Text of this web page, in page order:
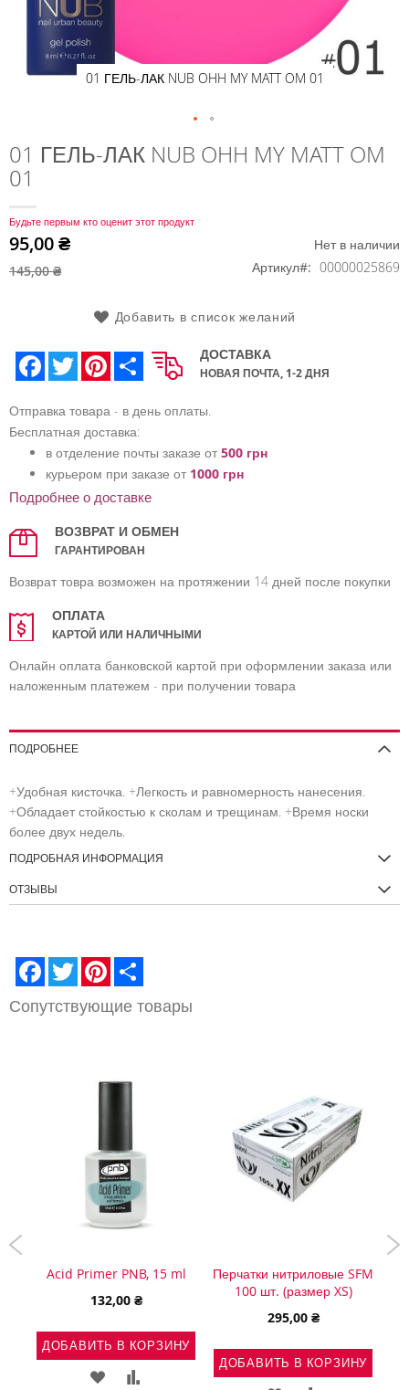
01 ГЕЛЬ-ЛАК NUB OHH MY MATT OM 01
к
началу
изображений
01 ГЕЛЬ-ЛАК NUB OHH MY MATT OM
01
Будьте первым кто оценит этот продукт
95,00 ₴
145,00 ₴
Нет в наличии
Артикул
00000025869
Добавить в список желаний
Facebook
Twitter PinterestShare ДОСТАВКА
НОВАЯ ПОЧТА, 1-2 ДНЯ
Отправка товара - в день оплаты.
Бесплатная доставка:
в отделение почты заказе от 500 грн
курьером при заказе от 1000 грн
Подробнее о доставке
ВОЗВРАТ И ОБМЕН
ГАРАНТИРОВАН
Возврат товра возможен на протяжении 14 дней после покупки
ОПЛАТА
КАРТОЙ ИЛИ НАЛИЧНЫМИ
Онлайн оплата банковской картой при оформлении заказа или
наложенным платежем - при получении товара
ПОДРОБНЕЕ
+Удобная кисточка. +Легкость и равномерность нанесения.
+Обладает стойкостью к сколам и трещинам. +Время носки
более двух недель.
ПОДРОБНАЯ ИНФОРМАЦИЯ
ОТЗЫВЫ
Facebook
Twitter Pinterest
Сопутствующие товары
Acid Primer PNB, 15 ml
132,00 ₴
ДОБАВИТЬ В КОРЗИНУ
ДОБАВИТЬДОБАВИТЬ
Перчатки нитриловые SFM
100 шт. (размер XS)
295,00 ₴
ДОБАВИТЬ В КОРЗИНУ